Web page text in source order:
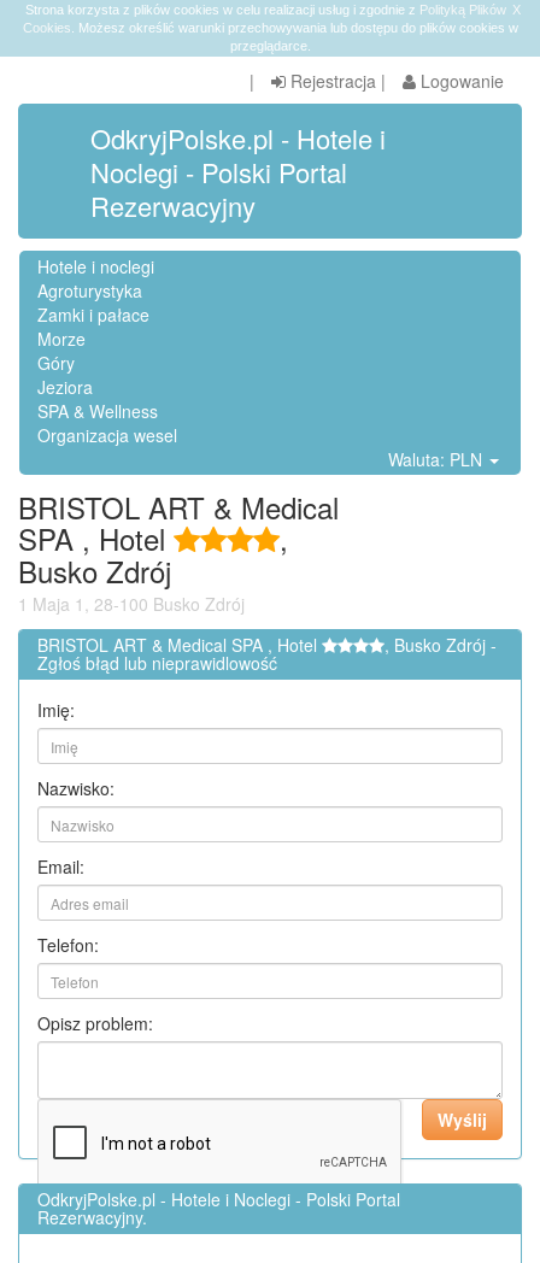
X
Strona korzysta z plików cookies w celu realizacji usług i zgodnie z Polityką Plików
Cookies . Możesz określić warunki przechowywania lub dostępu do plików cookies w
przeglądarce.
| Rejestracja | Logowanie
OdkryjPolske.pl - Hotele i
Noclegi - Polski Portal
Rezerwacyjny
Hotele i noclegi
Agroturystyka
Zamki i pałace
Morze
Góry
Jeziora
SPA & Wellness
Organizacja wesel
Waluta: PLN
BRISTOL ART & Medical
SPA , Hotel ,
Busko Zdrój
1 Maja 1, 28-100 Busko Zdrój
BRISTOL ART & Medical SPA , Hotel
, Busko Zdrój -
Zgłoś błąd lub nieprawidlowość
Imię:
Nazwisko:
Email:
Telefon:
Opisz problem:
OdkryjPolske.pl - Hotele i Noclegi - Polski Portal
Rezerwacyjny.